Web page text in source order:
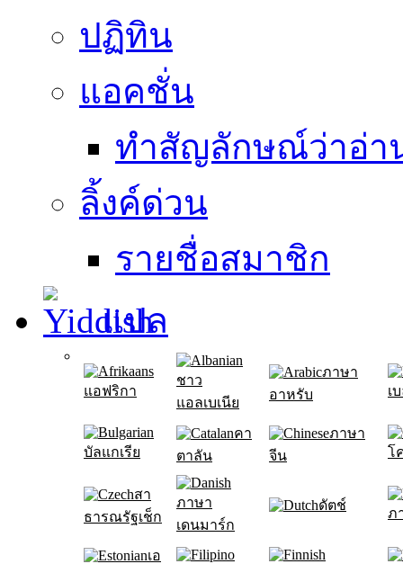
ปฏิทิน
แอคชั่น
ทำสัญลักษณ์ว่าอ่า
ลิ้งค์ด่วน
รายชื่อสมาชิก
แปล
แอฟริกา
ชาว
แอลเบเนีย
ภาษา
อาหรับ
เ
บัลแกเรีย
คา
ตาลัน
ภาษา
จีน
โ
สา
ธารณรัฐเช็ก
ภาษา
เดนมาร์ก
ดัตช์
ภ
เอ